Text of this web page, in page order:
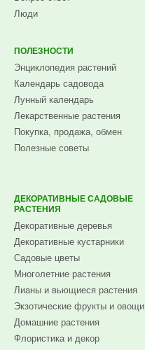
Люди
ПОЛЕЗНОСТИ
Энциклопедия растений
Календарь садовода
Лунный календарь
Лекарственные растения
Покупка, продажа, обмен
Полезные советы
ДЕКОРАТИВНЫЕ САДОВЫЕ
РАСТЕНИЯ
Декоративные деревья
Декоративные кустарники
Садовые цветы
Многолетние растения
Лианы и вьющиеся растения
Экзотические фрукты и овощи
Домашние растения
Флористика и декор